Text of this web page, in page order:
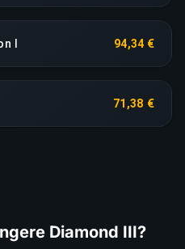
I 94,34 €
71,38 €
Diamond III?